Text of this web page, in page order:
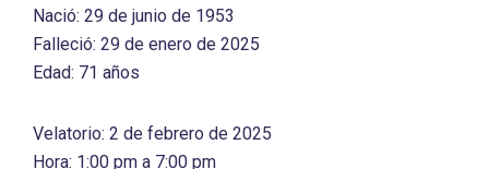
Nació: 29 de junio de 1953
Falleció: 29 de enero de 2025
Edad: 71 años
Velatorio: 2 de febrero de 2025
Hora: 1:00 pm a 7:00 pm